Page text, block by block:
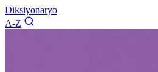
Diksiyonaryo
A-Z